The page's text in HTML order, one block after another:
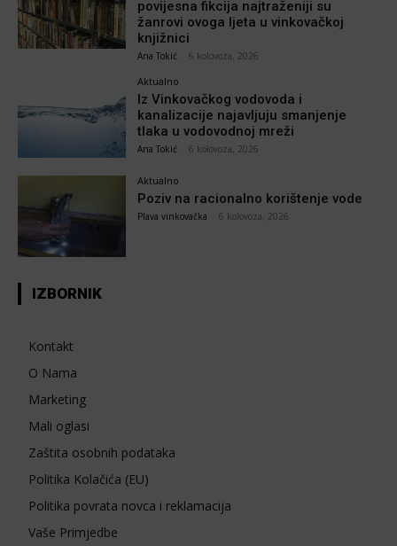
povijesna fikcija najtraženiji su
žanrovi ovoga ljeta u vinkovačkoj
knjižnici
Ana Tokić 6 kolovoza, 2026
Aktualno
Iz Vinkovačkog vodovoda i
kanalizacije najavljuju smanjenje
tlaka u vodovodnoj mreži
Ana Tokić 6 kolovoza, 2026
Aktualno
Poziv na racionalno korištenje vode
Plava vinkovačka 6 kolovoza, 2026
IZBORNIK
Kontakt
O Nama
Marketing
Mali oglasi
Zaštita osobnih podataka
Politika Kolačića (EU)
Politika povrata novca i reklamacija
Vaše Primjedbe